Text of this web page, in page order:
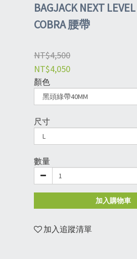
BAGJACK NEXT
COBRA 腰帶
NT$4,500
NT$4,050
顏色
尺寸
數量
加入購物車
加入追蹤清單